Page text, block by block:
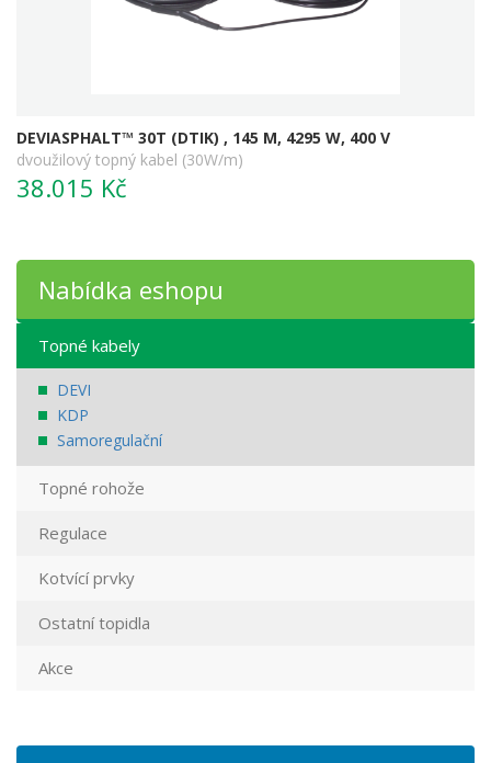
DEVIASPHALT™ 30T (DTIK) , 145 M, 4295 W, 400 V
dvoužilový topný kabel (30W/m)
38.015 Kč
Nabídka eshopu
Topné kabely
DEVI
KDP
Samoregulační
Topné rohože
Regulace
Kotvící prvky
Ostatní topidla
Akce